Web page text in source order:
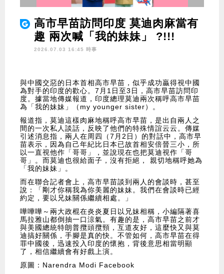
高市早苗訪問印度 莫迪肉麻當有
趣 兩次喊「我的妹妹」 ?!!!
2026.07.03 16:45 時事
與中國交惡的日本首相高市早苗，似乎成功贏得視中國
為對手的印度的歡心。7月1日至3日，高市早苗訪問印
度。據當地傳媒報道，印度總理莫迪兩次稱呼高市早苗
為「我的妹妹」（my younger sister）。
報道指，莫迪這樣肉麻地稱呼高市早苗，是出自兩人之
間的一次私人談話，反映了他們的特殊情誼云云。傳媒
引述消息指，兩人在周四（7月2日）的對話中，高市早
苗表示，因為自己年紀比日本已故首相安倍晉三小，所
以一直視他作「哥哥」，並說現在也把莫迪視作「哥
哥」。而莫迪也很給面子，沒有拒絕， 親切地稱呼她為
「我的妹妹」。
而在聯合記者會上，高市早苗談到兩人的會談時，甚至
說：「剛才你稱我為你美麗的妹妹。我們在會談時已經
約定，要以兄妹關係繼續相處。」
嘩嘩嘩～兩大政棍在炎炎夏日以兄妹相稱，小編隔著喜
馬拉雅山都倒抽一口涼氣。有趣的是，高市早苗之前才
與美國總統特朗普攬頭攬頸，互道友好，這麼快又與莫
迪搞好關係，手腳是真的快。不管如何，高市早苗在得
罪中國後，迅速投入印度的懷抱，背後意思相當明顯
了，相信繼續會有好戲上演。
原圖：Narendra Modi Facebook